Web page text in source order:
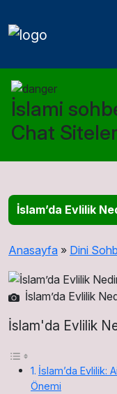
İslami
Chat
İslam’da Evlilik
Anasayfa » Dini
İslam’da Evlilik
İslam'da Evlilik
İslam’da Evlilik:
Önemi